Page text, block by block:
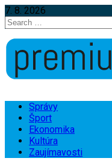
7. 8. 2026
Search
for:
Správy
Šport
Ekonomika
Kultúra
Zaujímavosti